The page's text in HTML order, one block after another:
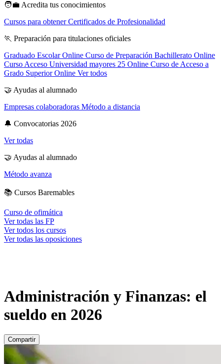
🧑‍💼 Acredita tus conocimientos
Cursos para obtener Certificados de Profesionalidad
🏃 Preparación para titulaciones oficiales
Graduado Escolar Online Curso de Preparación Bachillerato Online
Curso Acceso Universidad mayores 25 Online Curso de Acceso a
Grado Superior Online Ver todos
🤝 Ayudas al alumnado
Empresas colaboradoras Método a distancia
🔔 Convocatorias 2026
Ver todas
🤝 Ayudas al alumnado
Método avanza
📚 Cursos Baremables
Curso de ofimática
Ver todas las FP
Ver todos los cursos
Ver todas las oposiciones
Administración y Finanzas: el
sueldo en 2026
Compartir